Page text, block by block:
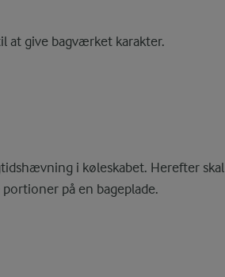
at give bagværket karakter.
i køleskabet. Herefter skal
på en bageplade.